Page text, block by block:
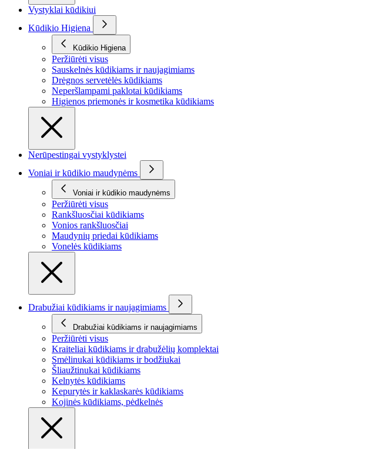
Vystyklai kūdikiui
Kūdikio Higiena
Kūdikio Higiena
Peržiūrėti visus
Sauskelnės kūdikiams ir naujagimiams
Drėgnos servetėlės kūdikiams
Neperšlampami paklotai kūdikiams
Higienos priemonės ir kosmetika kūdikiams
Nerūpestingai vystyklystei
Voniai ir kūdikio maudynėms
Voniai ir kūdikio maudynėms
Peržiūrėti visus
Rankšluosčiai kūdikiams
Vonios rankšluosčiai
Maudynių priedai kūdikiams
Vonelės kūdikiams
Drabužiai kūdikiams ir naujagimiams
Drabužiai kūdikiams ir naujagimiams
Peržiūrėti visus
Kraiteliai kūdikiams ir drabužėlių komplektai
Smėlinukai kūdikiams ir bodžiukai
Šliaužtinukai kūdikiams
Kelnytės kūdikiams
Kepurytės ir kaklaskarės kūdikiams
Kojinės kūdikiams, pėdkelnės